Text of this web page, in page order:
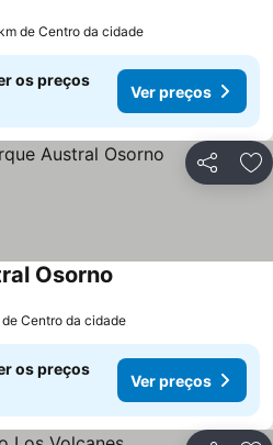
de Centro da cidade
os preços
Ver preços
Partilhar
Osorno
Centro da cidade
os preços
Ver preços